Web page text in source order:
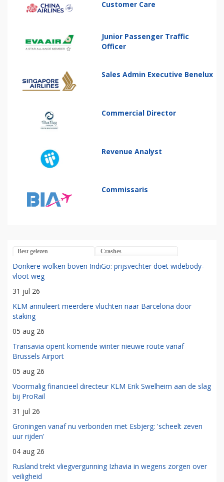
Customer Care
Junior Passenger Traffic
Officer
Sales Admin Executive Benelux
Commercial Director
Revenue Analyst
Commissaris
Best gelezen Crashes
Donkere wolken boven IndiGo: prijsvechter doet widebody-
vloot weg
31 jul 26
KLM annuleert meerdere vluchten naar Barcelona door
staking
05 aug 26
Transavia opent komende winter nieuwe route vanaf
Brussels Airport
05 aug 26
Voormalig financieel directeur KLM Erik Swelheim aan de slag
bij ProRail
31 jul 26
Groningen vanaf nu verbonden met Esbjerg: 'scheelt zeven
uur rijden'
04 aug 26
Rusland trekt vliegvergunning Izhavia in wegens zorgen over
veiligheid